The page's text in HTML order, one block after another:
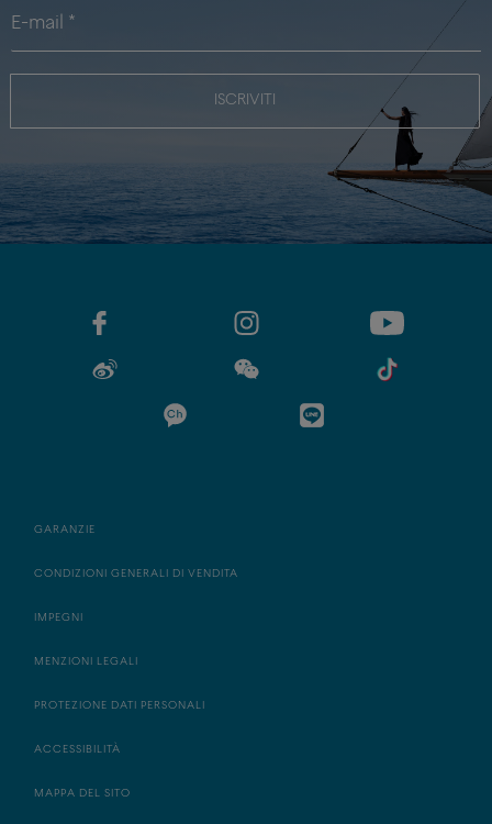
ISCRIVITI
GARANZIE
CONDIZIONI GENERALI DI VENDITA
IMPEGNI
MENZIONI LEGALI
PROTEZIONE DATI PERSONALI
ACCESSIBILITÀ
MAPPA DEL SITO